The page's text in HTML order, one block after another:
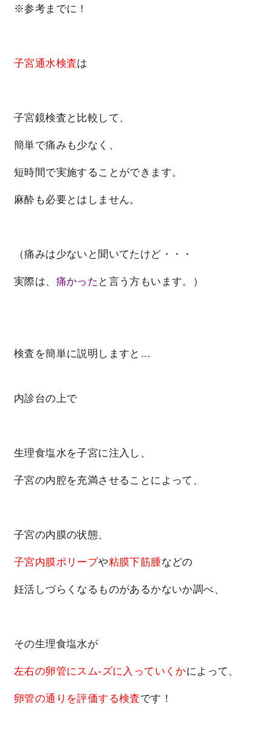
※参考までに！
子宮通水検査は
子宮鏡検査と比較して、
簡単で痛みも少なく、
短時間で実施することができます。
麻酔も必要とはしません。
（痛みは少ないと聞いてたけど・・・
実際は、 痛かった と言う方もいます。）
検査を簡単に説明しますと…
内診台の上で
生理食塩水を子宮に注入し、
子宮の内腔を充満させることによって、
子宮の内膜の状態、
子宮内膜ポリープや粘膜下筋腫などの
妊活しづらくなるものがあるかないか調べ、
その生理食塩水が
左右の卵管にスム-ズに入っていくかによって、
卵管の通りを評価する検査です！